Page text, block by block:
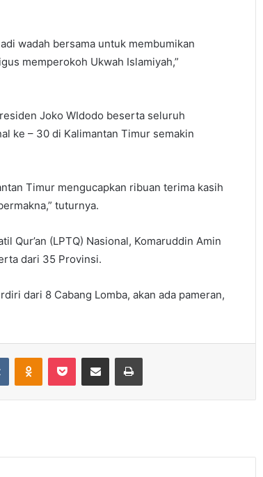
wadah bersama untuk membumikan
memperokoh Ukwah Islamiyah,”
Joko WIdodo beserta seluruh
ke – 30 di Kalimantan Timur semakin
Timur mengucapkan ribuan terima kasih
tuturnya.
Qur’an (LPTQ) Nasional, Komaruddin Amin
dari 35 Provinsi.
dari 8 Cabang Lomba, akan ada pameran,
VKontakteOdnoklassniki
Pocket Share via Email